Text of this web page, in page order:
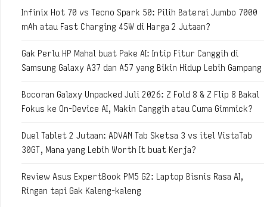
Infinix Hot 70 vs Tecno Spark 50: Pilih Baterai Jumbo 7000
mAh atau Fast Charging 45W di Harga 2 Jutaan?
Gak Perlu HP Mahal buat Pake AI: Intip Fitur Canggih di
Samsung Galaxy A37 dan A57 yang Bikin Hidup Lebih Gampang
Bocoran Galaxy Unpacked Juli 2026: Z Fold 8 & Z Flip 8 Bakal
Fokus ke On-Device AI, Makin Canggih atau Cuma Gimmick?
Duel Tablet 2 Jutaan: ADVAN Tab Sketsa 3 vs itel VistaTab
30GT, Mana yang Lebih Worth It buat Kerja?
Review Asus ExpertBook PM5 G2: Laptop Bisnis Rasa AI,
Ringan tapi Gak Kaleng-kaleng